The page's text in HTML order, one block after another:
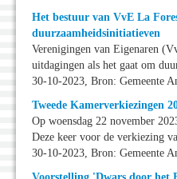
Het bestuur van VvE La
duurzaamheidsinitiatieven
Verenigingen van Eigenaren
uitdagingen als het gaat om
30-10-2023, Bron: Gemeente
Tweede Kamerverkiezingen
Op woensdag 22 november
Deze keer voor de verkiezing
30-10-2023, Bron: Gemeente